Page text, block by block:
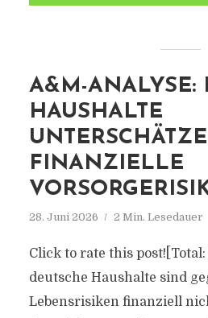
A&M-ANALYSE:
HAUSHALTE
FINANZIELLE
28. Juni 2026 2 Min. Lesedauer
Click to rate this
deutsche Haushalte sind
Lebensrisiken finanziell